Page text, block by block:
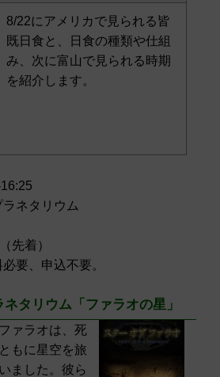
8/22にアメリカで見られる皆
既日食と、日食の種類や仕組
み、次に富山で見られる時期
を紹介します。
ネタリウム
先着）
要、申込不要。
タリウム「ファラオの星」
ァラオは、死
もに星空を旅
ました。彼ら